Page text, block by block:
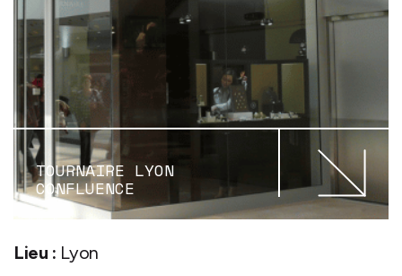
TOURNAIRE LYON
CONFLUENCE
Lieu : Lyon